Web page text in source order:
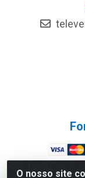
O nosso site